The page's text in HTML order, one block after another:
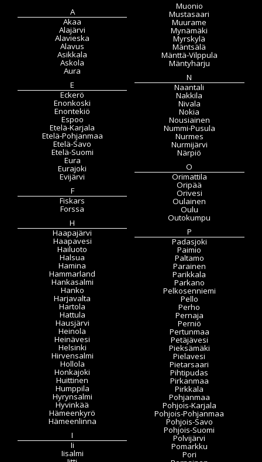
A
Akaa
Alajärvi
Alavieska
Alavus
Asikkala
Askola
Aura
E
Eckerö
Enonkoski
Enontekiö
Espoo
Etelä-Karjala
Etelä-Pohjanmaa
Etelä-Savo
Etelä-Suomi
Eura
Eurajoki
Evijärvi
F
Fiskars
Forssa
H
Haapajärvi
Haapavesi
Hailuoto
Halsua
Hamina
Hammarland
Hankasalmi
Hanko
Harjavalta
Hartola
Hattula
Hausjärvi
Heinola
Heinävesi
Helsinki
Hirvensalmi
Hollola
Honkajoki
Huittinen
Humppila
Hyrynsalmi
Hyvinkää
Hämeenkyrö
Hämeenlinna
I
Ii
Iisalmi
Muonio
Mustasaari
Muurame
Mynämäki
Myrskylä
Mäntsälä
Mänttä-Vilppula
Mäntyharju
N
Naantali
Nakkila
Nivala
Nokia
Nousiainen
Nummi-Pusula
Nurmes
Nurmijärvi
Närpiö
O
Orimattila
Oripää
Orivesi
Oulainen
Oulu
Outokumpu
P
Padasjoki
Paimio
Paltamo
Parainen
Parikkala
Parkano
Pelkosenniemi
Pello
Perho
Pernaja
Perniö
Pertunmaa
Petäjävesi
Pieksämäki
Pielavesi
Pietarsaari
Pihtipudas
Pirkanmaa
Pirkkala
Pohjanmaa
Pohjois-Karjala
Pohjois-Pohjanmaa
Pohjois-Savo
Pohjois-Suomi
Polvijärvi
Pomarkku
Pori